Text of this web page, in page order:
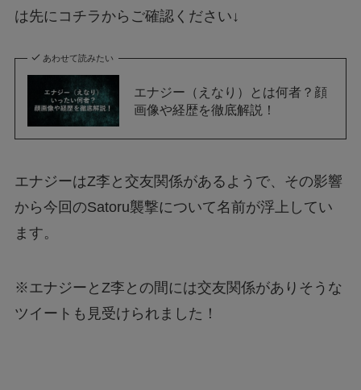
は先にコチラからご確認ください↓
あわせて読みたい
エナジー（えなり）とは何者？顔
画像や経歴を徹底解説！
エナジーはZ李と交友関係があるようで、その影響
から今回のSatoru襲撃について名前が浮上してい
ます。
※エナジーとZ李との間には交友関係がありそうな
ツイートも見受けられました！